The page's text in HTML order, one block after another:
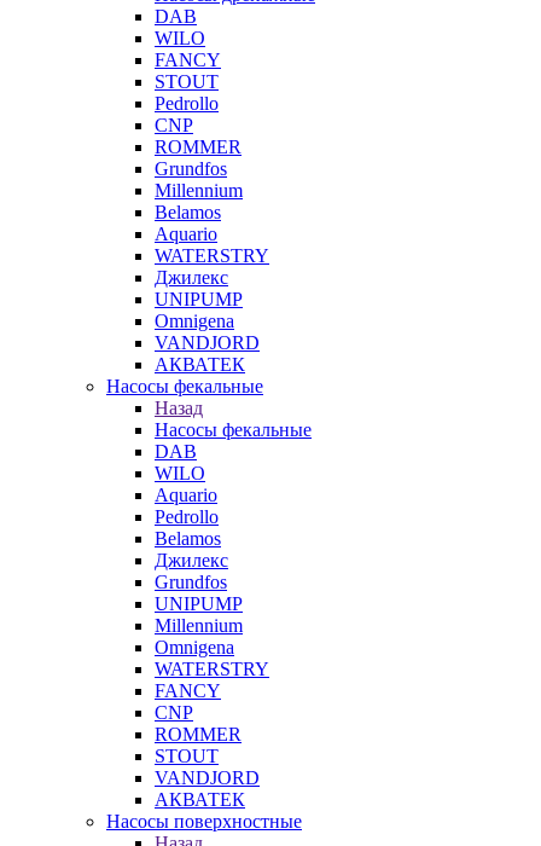
DAB
WILO
FANCY
STOUT
Pedrollo
CNP
ROMMER
Grundfos
Millennium
Belamos
Aquario
WATERSTRY
Джилекс
UNIPUMP
Omnigena
VANDJORD
АКВАТЕК
Насосы фекальные
Назад
Насосы фекальные
DAB
WILO
Aquario
Pedrollo
Belamos
Джилекс
Grundfos
UNIPUMP
Millennium
Omnigena
WATERSTRY
FANCY
CNP
ROMMER
STOUT
VANDJORD
АКВАТЕК
Насосы поверхностные